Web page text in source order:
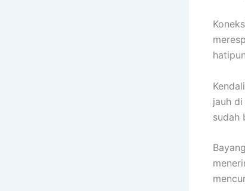
jauh
sudah